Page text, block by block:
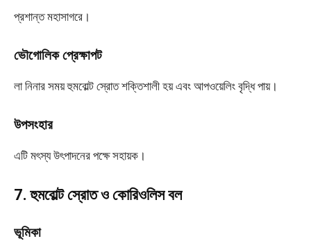
প্রশান্ত মহাসাগরে।
ভৌগোলিক প্রেক্ষাপট
লা নিনার সময় হুমবোল্ট স্রোত শক্তিশালী হয় এবং আপওয়েলিং বৃদ্ধি পায়।
উপসংহার
এটি মৎস্য উৎপাদনের পক্ষে সহায়ক।
7. হুমবোল্ট স্রোত ও কোরিওলিস বল
ভূমিকা